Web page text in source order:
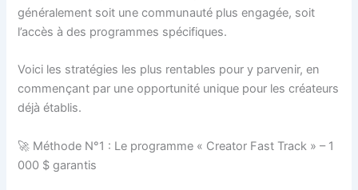
généralement soit une communauté plus engagée, soit
l’accès à des programmes spécifiques.
Voici les stratégies les plus rentables pour y parvenir, en
commençant par une opportunité unique pour les créateurs
déjà établis.
🚀 Méthode N°1 : Le programme « Creator Fast Track » – 1
000 $ garantis